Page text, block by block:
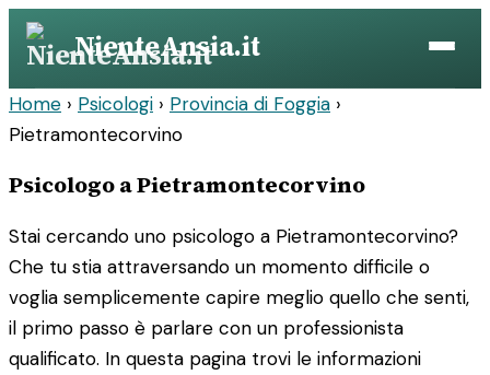
Vai
contenuto
NienteAnsia.it
Home › Psicologi › Provincia di Foggia ›
Pietramontecorvino
Psicologo a Pietramontecorvino
Stai cercando uno psicologo a Pietramontecorvino?
Che tu stia attraversando un momento difficile o
voglia semplicemente capire meglio quello che senti,
il primo passo è parlare con un professionista
qualificato. In questa pagina trovi le informazioni